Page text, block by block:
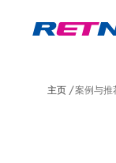
主页 案例与推